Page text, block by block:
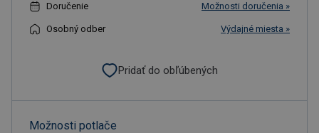
Doručenie Možnosti doručenia »
Osobný odber Výdajné miesta »
Pridať do obľúbených
Možnosti potlače